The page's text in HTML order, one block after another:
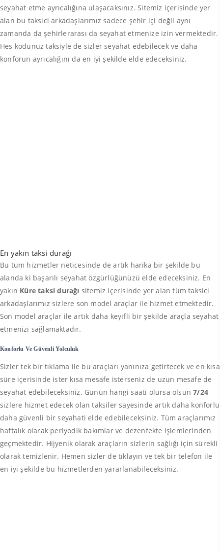
seyahat etme ayrıcalığına ulaşacaksınız. Sitemiz içerisinde yer
alan bu taksici arkadaşlarımız sadece şehir içi değil aynı
zamanda da şehirlerarası da seyahat etmenize izin vermektedir.
Hes kodunuz taksiyle de sizler seyahat edebilecek ve daha
konforun ayrıcalığını da en iyi şekilde elde edeceksiniz.
En yakın taksi durağı
Bu tüm hizmetler neticesinde de artık harika bir şekilde bu
alanda ki başarılı seyahat özgürlüğünüzü elde edeceksiniz. En
yakın Küre taksi durağı sitemiz içerisinde yer alan tüm taksici
arkadaşlarımız sizlere son model araçlar ile hizmet etmektedir.
Son model araçlar ile artık daha keyifli bir şekilde araçla seyahat
etmenizi sağlamaktadır.
Konforlu Ve Güvenli Yolculuk
Sizler tek bir tıklama ile bu araçları yanınıza getirtecek ve en kısa
süre içerisinde ister kısa mesafe isterseniz de uzun mesafe de
seyahat edebileceksiniz. Günün hangi saati olursa olsun 7/24
sizlere hizmet edecek olan taksiler sayesinde artık daha konforlu
daha güvenli bir seyahati elde edebileceksiniz. Tüm araçlarımız
haftalık olarak periyodik bakımlar ve dezenfekte işlemlerinden
geçmektedir. Hijyenik olarak araçların sizlerin sağlığı için sürekli
olarak temizlenir. Hemen sizler de tıklayın ve tek bir telefon ile
en iyi şekilde bu hizmetlerden yararlanabileceksiniz.